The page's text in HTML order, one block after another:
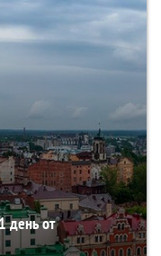
день от